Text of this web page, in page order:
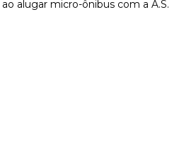
alugar micro-ônibus com a A.S.